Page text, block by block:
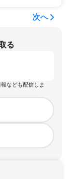
次へ
る
なども配信しま